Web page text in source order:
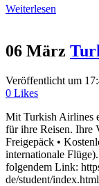
Weiterlesen
06 März
Veröffentlicht um
0 Likes
Mit Turkish Airlines
für ihre Reisen. Ihre
Freigepäck •
internationale
folgendem Link:
de/student/